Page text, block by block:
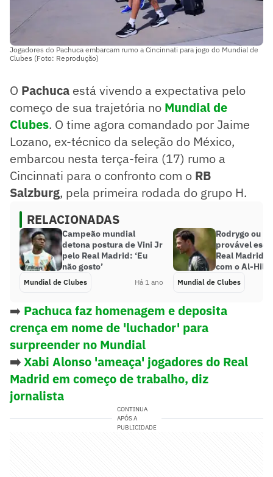
Jogadores do Pachuca embarcam rumo a Cincinnati para jogo do Mundial de
Clubes (Foto: Reprodução)
O Pachuca está vivendo a expectativa pelo
começo de sua trajetória no Mundial de
Clubes. O time agora comandado por Jaime
Lozano, ex-técnico da seleção do México,
embarcou nesta terça-feira (17) rumo a
Cincinnati para o confronto com o RB
Salzburg, pela primeira rodada do grupo H.
RELACIONADAS
Campeão mundial
detona postura de Vini Jr
pelo Real Madrid: ‘Eu
não gosto’
Mundial de Clubes Há 1 ano
Rodrygo ou
provável
Real Madrid
com o Al-Hilal
Mundial de Clubes
➡️ Pachuca faz homenagem e deposita
crença em nome de 'luchador' para
surpreender no Mundial
➡️Xabi Alonso 'ameaça' jogadores do Real
Madrid em começo de trabalho, diz
jornalista
CONTINUA
APÓS A
PUBLICIDADE